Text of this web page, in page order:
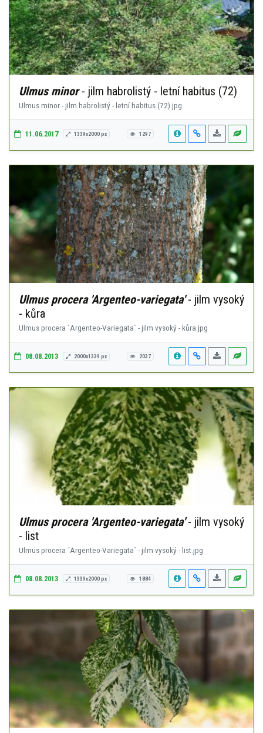
Ulmus minor- jilm habrolistý - letní habitus (72)
Ulmus minor - jilm habrolistý - letní habitus (72).jpg
11.06.2017 1339x2000 px 1297
Ulmus procera 'Argenteo-variegata'- jilm vysoký
- kůra
Ulmus procera ´Argenteo-Variegata´ - jilm vysoký - kůra.jpg
08.08.2013 2000x1339 px 2037
Ulmus procera 'Argenteo-variegata'- jilm vysoký
- list
Ulmus procera ´Argenteo-Variegata´ - jilm vysoký - list.jpg
08.08.2013 1339x2000 px 1884